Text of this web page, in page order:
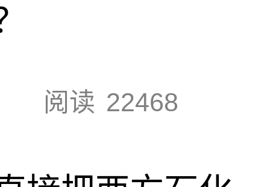
阅读 22468